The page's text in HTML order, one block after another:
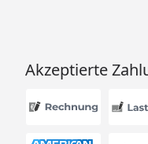
Akzeptierte